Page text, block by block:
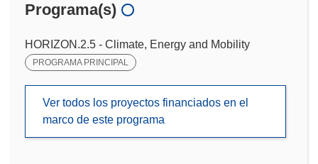
Programa(s)
HORIZON.2.5 - Climate, Energy and Mobility
PROGRAMA PRINCIPAL
Ver todos los proyectos financiados en el
marco de este programa